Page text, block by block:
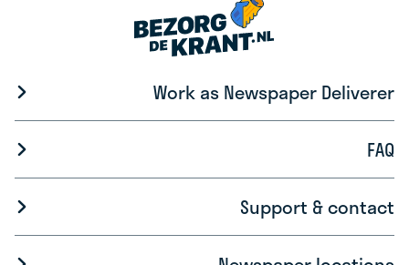
Work as Newspaper Deliverer
FAQ
Support & contact